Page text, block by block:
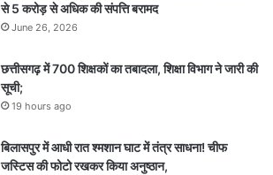
से 5 करोड़ से अधिक की संपत्ति बरामद
June 26, 2026
छत्तीसगढ़ में 700 शिक्षकों का तबादला, शिक्षा विभाग ने जारी की
सूची;
19 hours ago
बिलासपुर में आधी रात श्मशान घाट में तंत्र साधना! चीफ
जस्टिस की फोटो रखकर किया अनुष्ठान,